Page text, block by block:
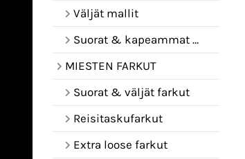
Väljät mallit
Suorat & kapeammat mallit
MIESTEN FARKUT
Suorat & väljät farkut
Reisitaskufarkut
Extra loose farkut